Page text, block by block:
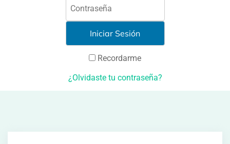
Recordarme
¿Olvidaste tu contraseña?